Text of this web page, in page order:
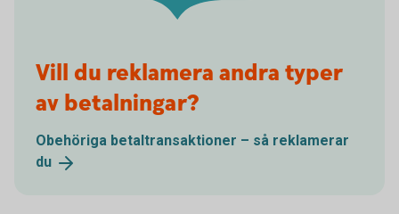
Vill du reklamera andra typer
av betalningar?
Obehöriga betaltransaktioner – så reklamerar
du